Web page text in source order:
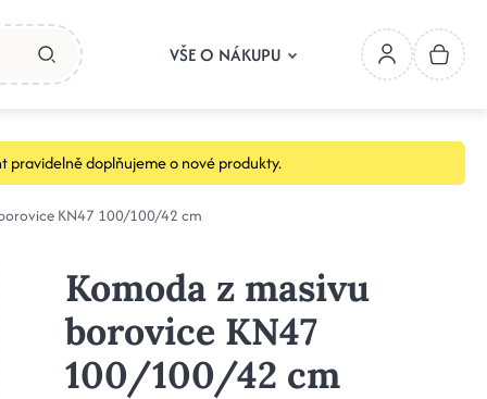
VŠE O NÁKUPU
pravidelně doplňujeme o nové produkty.
KN47 100/100/42 cm
Komoda z masivu
borovice KN47
100/100/42 cm